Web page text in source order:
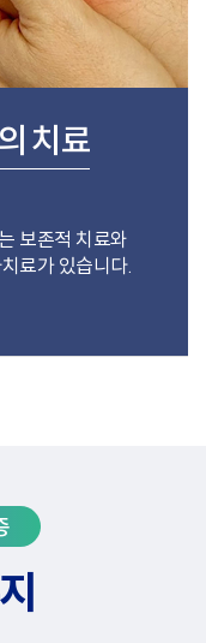
치료
보존적 치료와
료가 있습니다.